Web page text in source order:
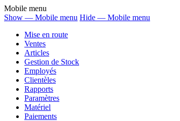
Mobile menu
Show — Mobile menu Hide — Mobile menu
Mise en route
Ventes
Articles
Gestion de Stock
Employés
Clientèles
Rapports
Paramètres
Matériel
Paiements